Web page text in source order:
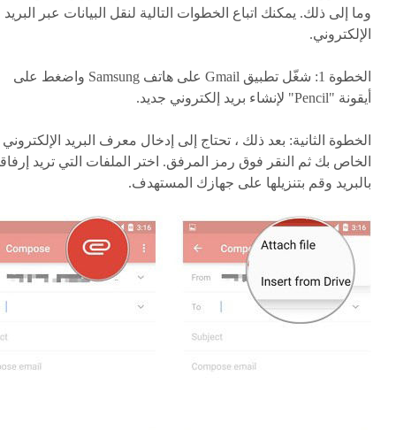
وما إلى ذلك. يمكنك اتباع الخطوات التالية لنقل البيانات عبر البريد
الإلكتروني.
الخطوة 1:
شغّل تطبيق Gmail على هاتف Samsung واضغط على
أيقونة "Pencil" لإنشاء بريد إلكتروني جديد.
الخطوة الثانية: بعد ذلك ، تحتاج إلى إدخال معرف البريد الإلكتروني
الخاص بك ثم النقر فوق رمز المرفق. اختر الملفات التي تريد
بالبريد وقم بتنزيلها على جهازك المستهدف.